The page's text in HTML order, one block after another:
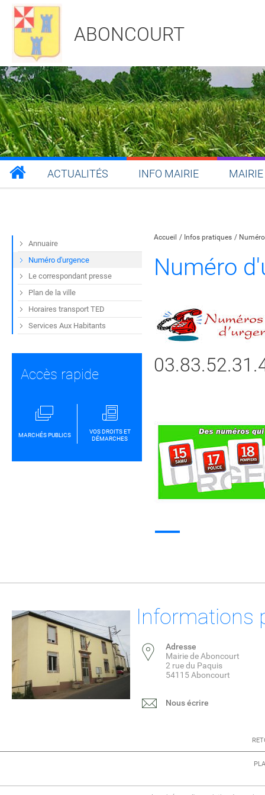
ABONCOURT
ACTUALITÉS INFO MAIRIE MAIRIE
Accueil Infos pratiques
Numéro
Annuaire
Numéro d'urgence
Le correspondant presse
Plan de la ville
Horaires transport TED
Services Aux Habitants
Accès rapide
MARCHÉS PUBLICS
VOS DROITS ET
DÉMARCHES
Informations
Adresse
Mairie de Aboncourt
2 rue du Paquis
54115 Aboncourt
Nous écrire